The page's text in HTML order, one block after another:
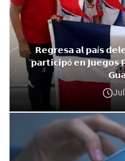
𝗥𝗲𝗴𝗿𝗲𝘀𝗮 𝗮𝗹 𝗽𝗮í𝘀
𝗽𝗮𝗿𝘁𝗶𝗰𝗶𝗽ó 𝗲𝗻